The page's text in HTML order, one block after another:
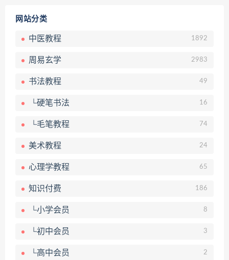
网站分类
中医教程 1892
周易玄学 2983
书法教程 49
└硬笔书法 16
└毛笔教程 74
美术教程 24
心理学教程 65
知识付费 186
└小学会员 8
└初中会员 3
└高中会员 2